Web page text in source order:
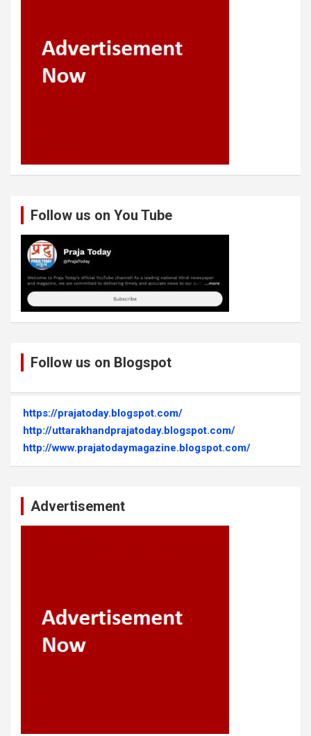
Follow us on You Tube
Follow us on Blogspot
https://prajatoday.blogspot.com/
http://uttarakhandprajatoday.blogspot.com/
http://www.prajatodaymagazine.blogspot.com/
Advertisement